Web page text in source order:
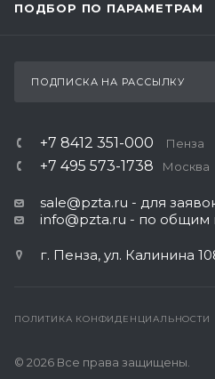
ПОДБОР ПО ПАРАМЕТРАМ
ПОДПИСКА НА РАССЫЛКУ
+7 8412 351-000 Пенза
+7 495 573-1738 Москва
sale@pzta.ru - для
info@pzta.ru - по общим
г. Пенза, ул. Калинина
ПОЛИТИКА КОНФИДЕНЦИАЛЬНОСТИ
© 2026 Все права защищены.